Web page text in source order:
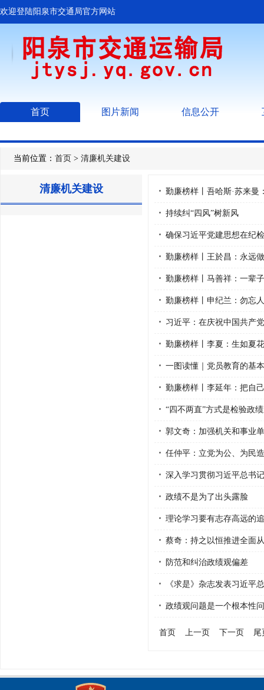
欢迎登陆阳泉市交通局官方网站
首页 图片新闻 信息公开
当前位置： 首页 > 清廉机关建设
清廉机关建设 勤廉榜样丨吾哈斯·苏来曼
持续纠“四风”树新风
确保习近平党建思想在纪
勤廉榜样丨王於昌：永远
勤廉榜样丨马善祥：一辈
勤廉榜样丨申纪兰：勿忘
习近平：在庆祝中国共产
勤廉榜样丨李夏：生如夏
一图读懂｜党员教育的基
勤廉榜样丨李延年：把自
“四不两直”方式是检验政
郭文奇：加强机关和事业
任仲平：立党为公、为民
深入学习贯彻习近平总书
政绩不是为了出头露脸
理论学习要有志存高远的
蔡奇：持之以恒推进全面
防范和纠治政绩观偏差
《求是》杂志发表习近平
政绩观问题是一个根本性
首页 上一页 下一页